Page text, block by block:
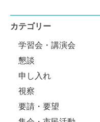
カテゴリー
学習会・講演会
懇談
申し入れ
視察
要請・要望